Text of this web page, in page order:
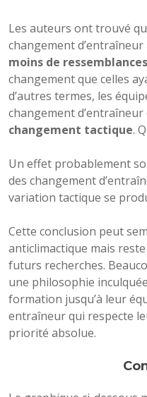
Les auteurs ont trouvé
changement
moins de ressemblances
changement que celles
d’autres termes, les
changement
changement tactique.
Un effet probablement
des changement
variation tactique se
Cette conclusion peut
anticlimactique mais
futurs recherches.
une philosophie
formation jusqu’à leur
entraîneur qui respecte
priorité absolue.